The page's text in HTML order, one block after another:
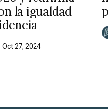
la igualdad
Oct 27, 2024